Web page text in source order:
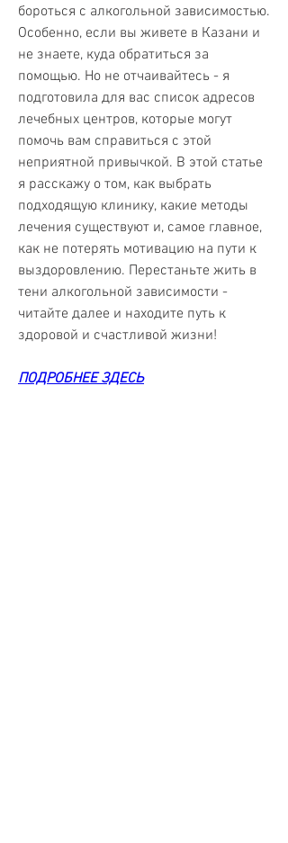
бороться с алкогольной зависимостью.
Особенно, если вы живете в Казани и
не знаете, куда обратиться за
помощью. Но не отчаивайтесь - я
подготовила для вас список адресов
лечебных центров, которые могут
помочь вам справиться с этой
неприятной привычкой. В этой статье
я расскажу о том, как выбрать
подходящую клинику, какие методы
лечения существуют и, самое главное,
как не потерять мотивацию на пути к
выздоровлению. Перестаньте жить в
тени алкогольной зависимости -
читайте далее и находите путь к
здоровой и счастливой жизни!
ПОДРОБНЕЕ ЗДЕСЬ